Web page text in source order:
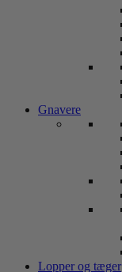
Gnavere
Lopper og tæger